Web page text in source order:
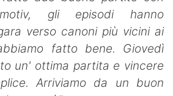
gli episodi hanno
verso canoni più vicini ai
fatto bene. Giovedì
un' ottima partita e vincere
Arriviamo da un buon